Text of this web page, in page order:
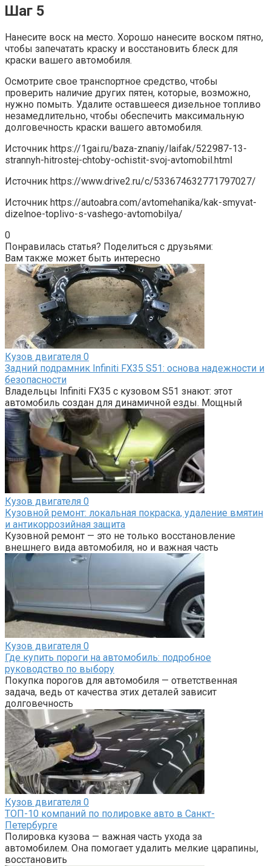
Шаг 5
Нанесите воск на место. Хорошо нанесите воском пятно,
чтобы запечатать краску и восстановить блеск для
краски вашего автомобиля.
Осмотрите свое транспортное средство, чтобы
проверить наличие других пятен, которые, возможно,
нужно помыть. Удалите оставшееся дизельное топливо
незамедлительно, чтобы обеспечить максимальную
долговечность краски вашего автомобиля.
Источник https://1gai.ru/baza-znaniy/laifak/522987-13-
strannyh-hitrostej-chtoby-ochistit-svoj-avtomobil.html
Источник https://www.drive2.ru/c/533674632771797027/
Источник https://autoabra.com/avtomehanika/kak-smyvat-
dizelnoe-toplivo-s-vashego-avtomobilya/
0
Понравилась статья? Поделиться с друзьями:
Вам также может быть интересно
Кузов двигателя 0
Задний подрамник Infiniti FX35 S51: основа надежности и
безопасности
Владельцы Infiniti FX35 с кузовом S51 знают: этот
автомобиль создан для динамичной езды. Мощный
Кузов двигателя 0
Кузовной ремонт: локальная покраска, удаление вмятин
и антикоррозийная защита
Кузовной ремонт — это не только восстановление
внешнего вида автомобиля, но и важная часть
Кузов двигателя 0
Где купить пороги на автомобиль: подробное
руководство по выбору
Покупка порогов для автомобиля — ответственная
задача, ведь от качества этих деталей зависит
долговечность
Кузов двигателя 0
ТОП-10 компаний по полировке авто в Санкт-
Петербурге
Полировка кузова — важная часть ухода за
автомобилем. Она помогает удалить мелкие царапины,
восстановить